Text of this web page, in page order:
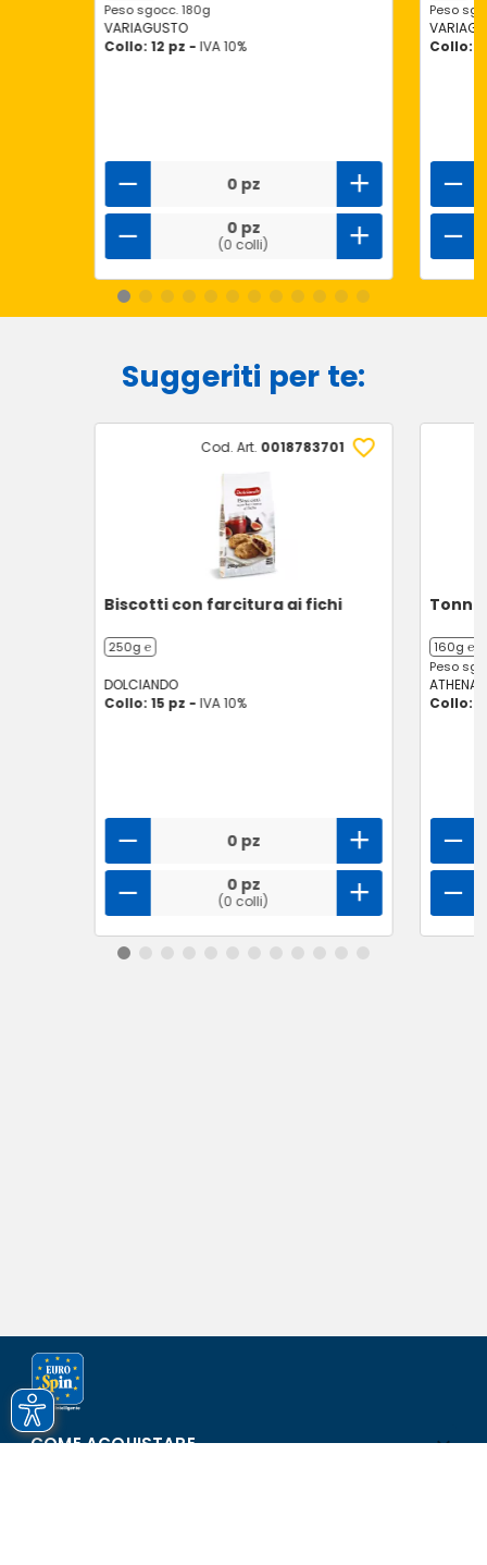
Peso sgocc. 180g
VARIAGUSTO
Collo: 12 pz - IVA 10%
0 pz
0 pz
(0 colli)
Peso
Collo:
Suggeriti per te:
Cod. Art. 0018783701
Biscotti con farcitura ai fichi
250g ℮
DOLCIANDO
Collo: 15 pz - IVA 10%
0 pz
0 pz
(0 colli)
160g ℮
Peso
ATHENA
Collo:
COME ACQUISTARE